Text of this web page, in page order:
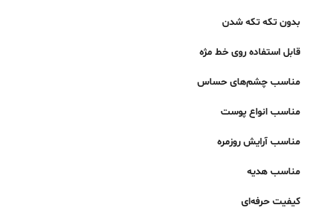
بدون تکه تکه شدن
قابل استفاده روی خط مژه
مناسب چشم‌های حساس
مناسب انواع پوست
مناسب آرایش روزمره
مناسب هدیه
کیفیت حرفه‌ای